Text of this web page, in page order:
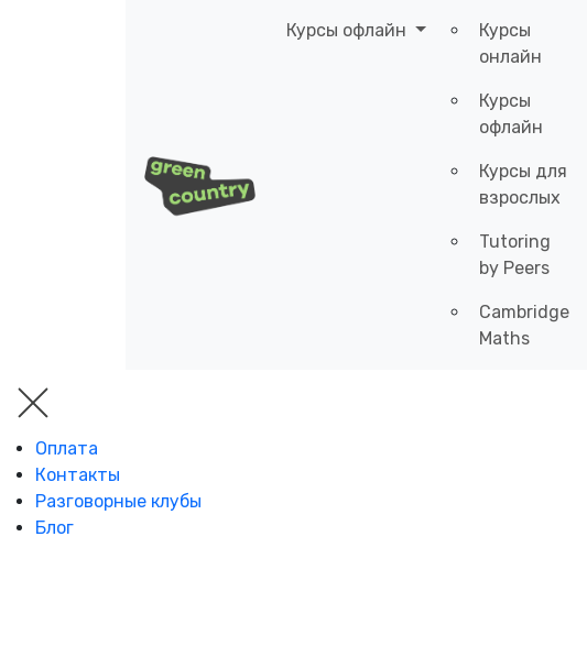
Курсы офлайн
Курсы
онлайн
Курсы
офлайн
Курсы для
взрослых
Tutoring
by Peers
Cambridge
Maths
Оплата
Контакты
Разговорные клубы
Блог